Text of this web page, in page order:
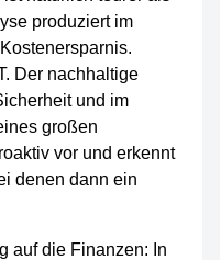
produziert im
Der nachhaltige
und im
großen
vor und erkennt
denen dann ein
auf die Finanzen: In